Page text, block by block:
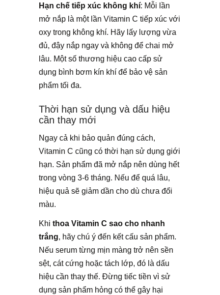
Hạn chế tiếp xúc không khí: Mỗi lần
mở nắp là một lần Vitamin C tiếp xúc với
oxy trong không khí. Hãy lấy lượng vừa
đủ, đậy nắp ngay và không để chai mở
lâu. Một số thương hiệu cao cấp sử
dụng bình bơm kín khí để bảo vệ sản
phẩm tối đa.
Thời hạn sử dụng và dấu hiệu
cần thay mới
Ngay cả khi bảo quản đúng cách,
Vitamin C cũng có thời hạn sử dụng giới
hạn. Sản phẩm đã mở nắp nên dùng hết
trong vòng 3-6 tháng. Nếu để quá lâu,
hiệu quả sẽ giảm dần cho dù chưa đổi
màu.
Khi thoa Vitamin C sao cho nhanh
trắng, hãy chú ý đến kết cấu sản phẩm.
Nếu serum từng mịn màng trở nên sền
sệt, cát cứng hoặc tách lớp, đó là dấu
hiệu cần thay thế. Đừng tiếc tiền vì sử
dụng sản phẩm hỏng có thể gây hại